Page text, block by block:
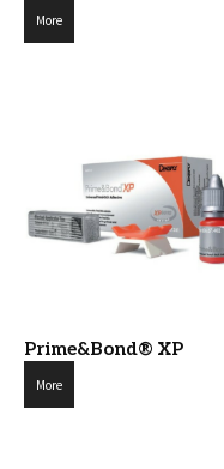
More
Prime&Bond® XP
More